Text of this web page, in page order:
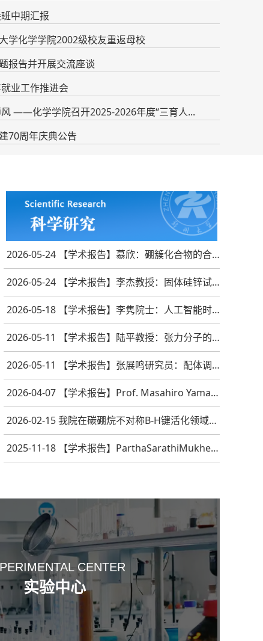
中期汇报
学化学学院2002级校友重返母校
报告并开展交流座谈
业工作推进会
——化学学院召开2025-2026年度“三育人...
70周年庆典公告
2026-05-24 【学术报告】慕欣：硼簇化合物的合成修...
2026-05-24 【学术报告】李杰教授：固体硅锌试剂多...
2026-05-18 【学术报告】李隽院士：人工智能时代的...
2026-05-11 【学术报告】陆平教授：张力分子的立体...
2026-05-11 【学术报告】张展鸣研究员：配体调控的...
2026-04-07 【学术报告】Prof. Masahiro Yamashita
2026-02-15 我院在碳硼烷不对称B-H键活化领域取得重...
2025-11-18 【学术报告】ParthaSarathiMukherjee：F...
CENTER
实验中心